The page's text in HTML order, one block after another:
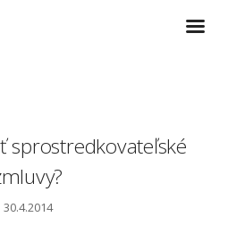
sprostredkovateľské
30.4.2014